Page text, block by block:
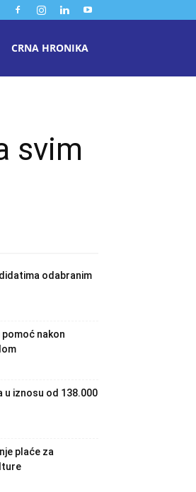
CRNA HRONIKA
svim
odabranim
nakon
u iznosu od 138.000
plaće za